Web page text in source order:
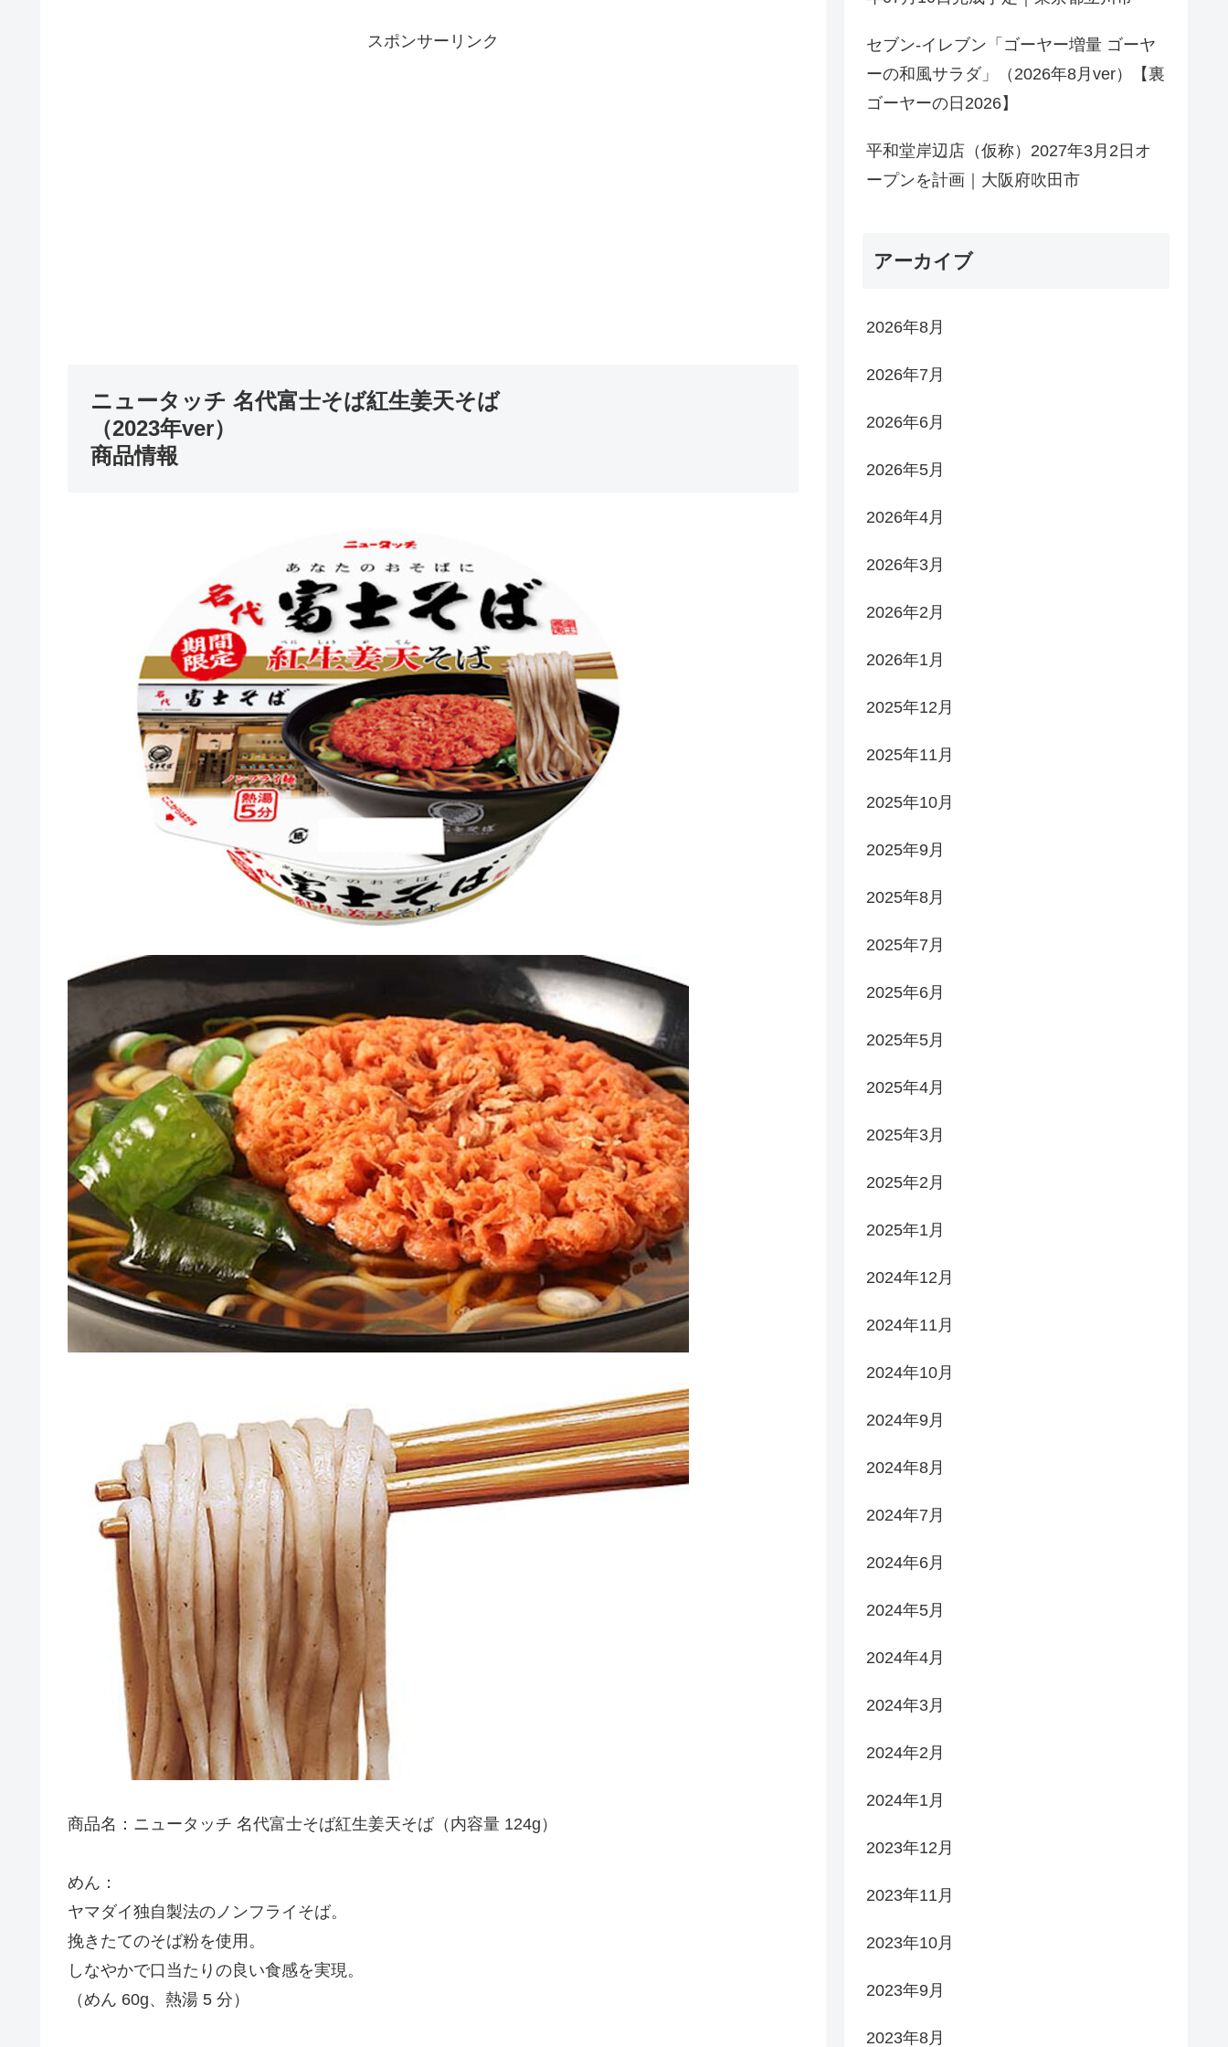
スポンサーリンク
ニュータッチ 名代富士そば紅生姜天そば
（2023年ver）
商品情報
商品名：ニュータッチ 名代富士そば紅生姜天そば（内容量 124g）
めん：
ヤマダイ独自製法のノンフライそば。
挽きたてのそば粉を使用。
しなやかで口当たりの良い食感を実現。
（めん 60g、熱湯 5 分）
セブン-イレブン「ゴーヤー増量 ゴーヤ
ーの和風サラダ」（2026年8月ver）【裏
ゴーヤーの日2026】
平和堂岸辺店（仮称）2027年3月2日オ
ープンを計画｜大阪府吹田市
アーカイブ
2026年8月
2026年7月
2026年6月
2026年5月
2026年4月
2026年3月
2026年2月
2026年1月
2025年12月
2025年11月
2025年10月
2025年9月
2025年8月
2025年7月
2025年6月
2025年5月
2025年4月
2025年3月
2025年2月
2025年1月
2024年12月
2024年11月
2024年10月
2024年9月
2024年8月
2024年7月
2024年6月
2024年5月
2024年4月
2024年3月
2024年2月
2024年1月
2023年12月
2023年11月
2023年10月
2023年9月
2023年8月